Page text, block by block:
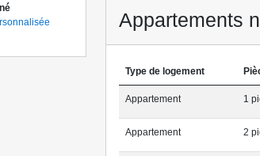
Appartements
Type de logement
Appartement 1
Appartement 2